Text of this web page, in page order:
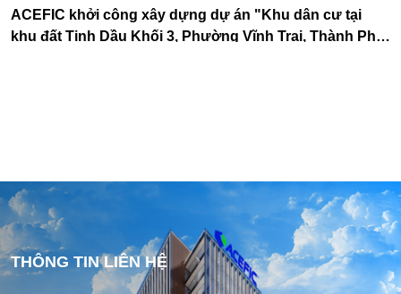
ACEFIC HOÀN THÀNH CẤT NÓC DỰ ÁN FPT
TRƯỚC TIẾN ĐỘ – KHẲNG ĐỊNH UY TÍN TỔNG
THÔNG TIN LIÊN HỆ